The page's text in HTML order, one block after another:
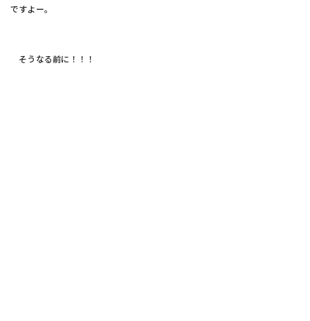
ですよー。
そうなる前に！！！